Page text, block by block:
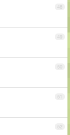
48
49
50
51
52